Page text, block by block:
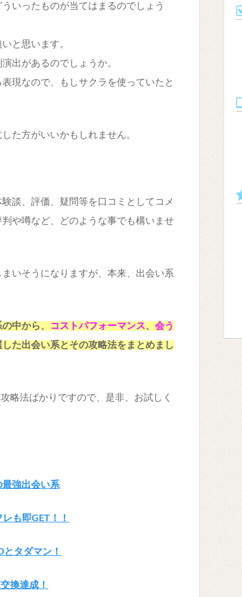
いったものが当てはまるのでしょう
と思います。
出があるのでしょうか。
現なので、もしサクラを使っていたと
た方がいいかもしれません。
談、評価、疑問等を口コミとしてコメ
や噂など、どのような事でも構いませ
いそうになりますが、本来、出会い系
中から、 コストパフォーマンス、 会う
た出会い系とその攻略法をまとめまし
略法ばかりですので、是非、お試しく
最強出会い系
も即GET！！
タダマン！
換達成！